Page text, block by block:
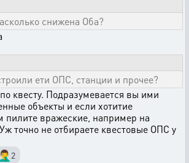
снижена Оба?
ети ОПС, станции и прочее?
квесту. Подразумевается вы ими
объекты и если хотитие
пилите вражеские, например на
точно не отбираете квестовые ОПС у
🤦‍♂️ 2